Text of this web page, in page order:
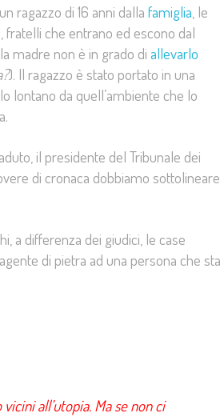
ragazzo di 16 anni dalla famiglia , le
, fratelli che entrano ed escono dal
madre non è in grado diallevarlo
). Il ragazzo è stato portato in una
lontano da quell’ambiente che lo
il presidente del Tribunale dei
di cronaca dobbiamo sottolineare
a differenza dei giudici, le case
di pietra ad una persona che sta
all’utopia. Ma se non ci